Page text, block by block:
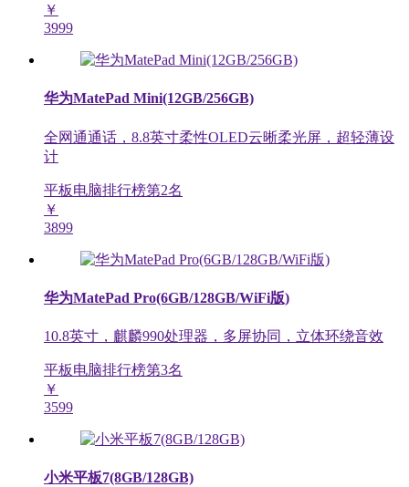
￥
3999
华为MatePad Mini(12GB/256GB)
全网通通话，8.8英寸柔性OLED云晰柔光屏，超轻薄设
计
平板电脑排行榜第2名
￥
3899
华为MatePad Pro(6GB/128GB/WiFi版)
10.8英寸，麒麟990处理器，多屏协同，立体环绕音效
平板电脑排行榜第3名
￥
3599
小米平板7(8GB/128GB)